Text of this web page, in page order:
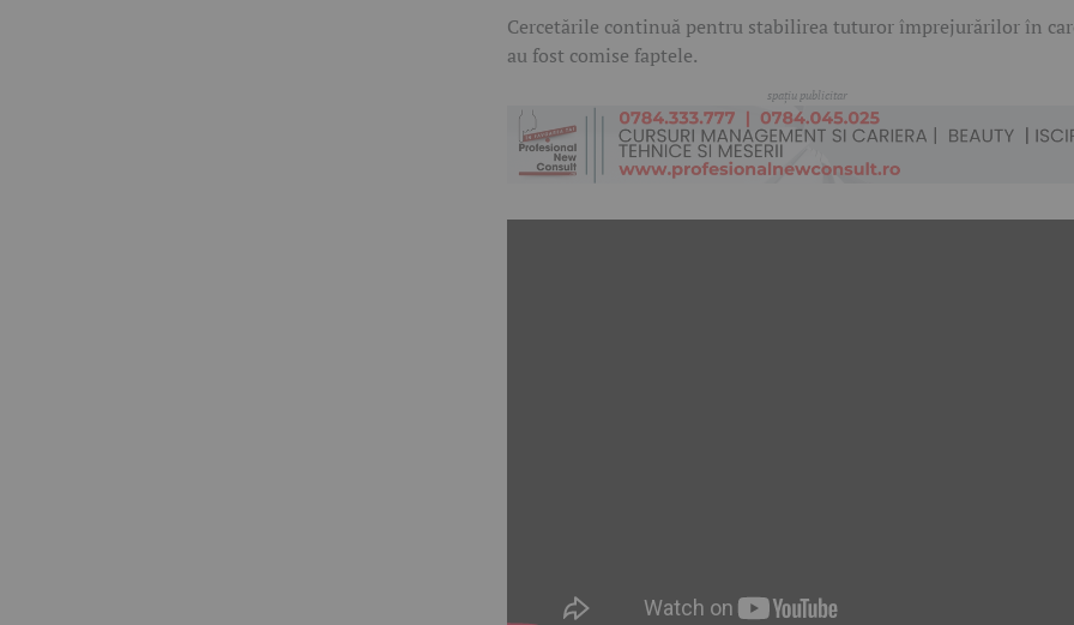
Cercetările continuă pentru stabilirea tuturor împrejurărilor în
au fost comise faptele.